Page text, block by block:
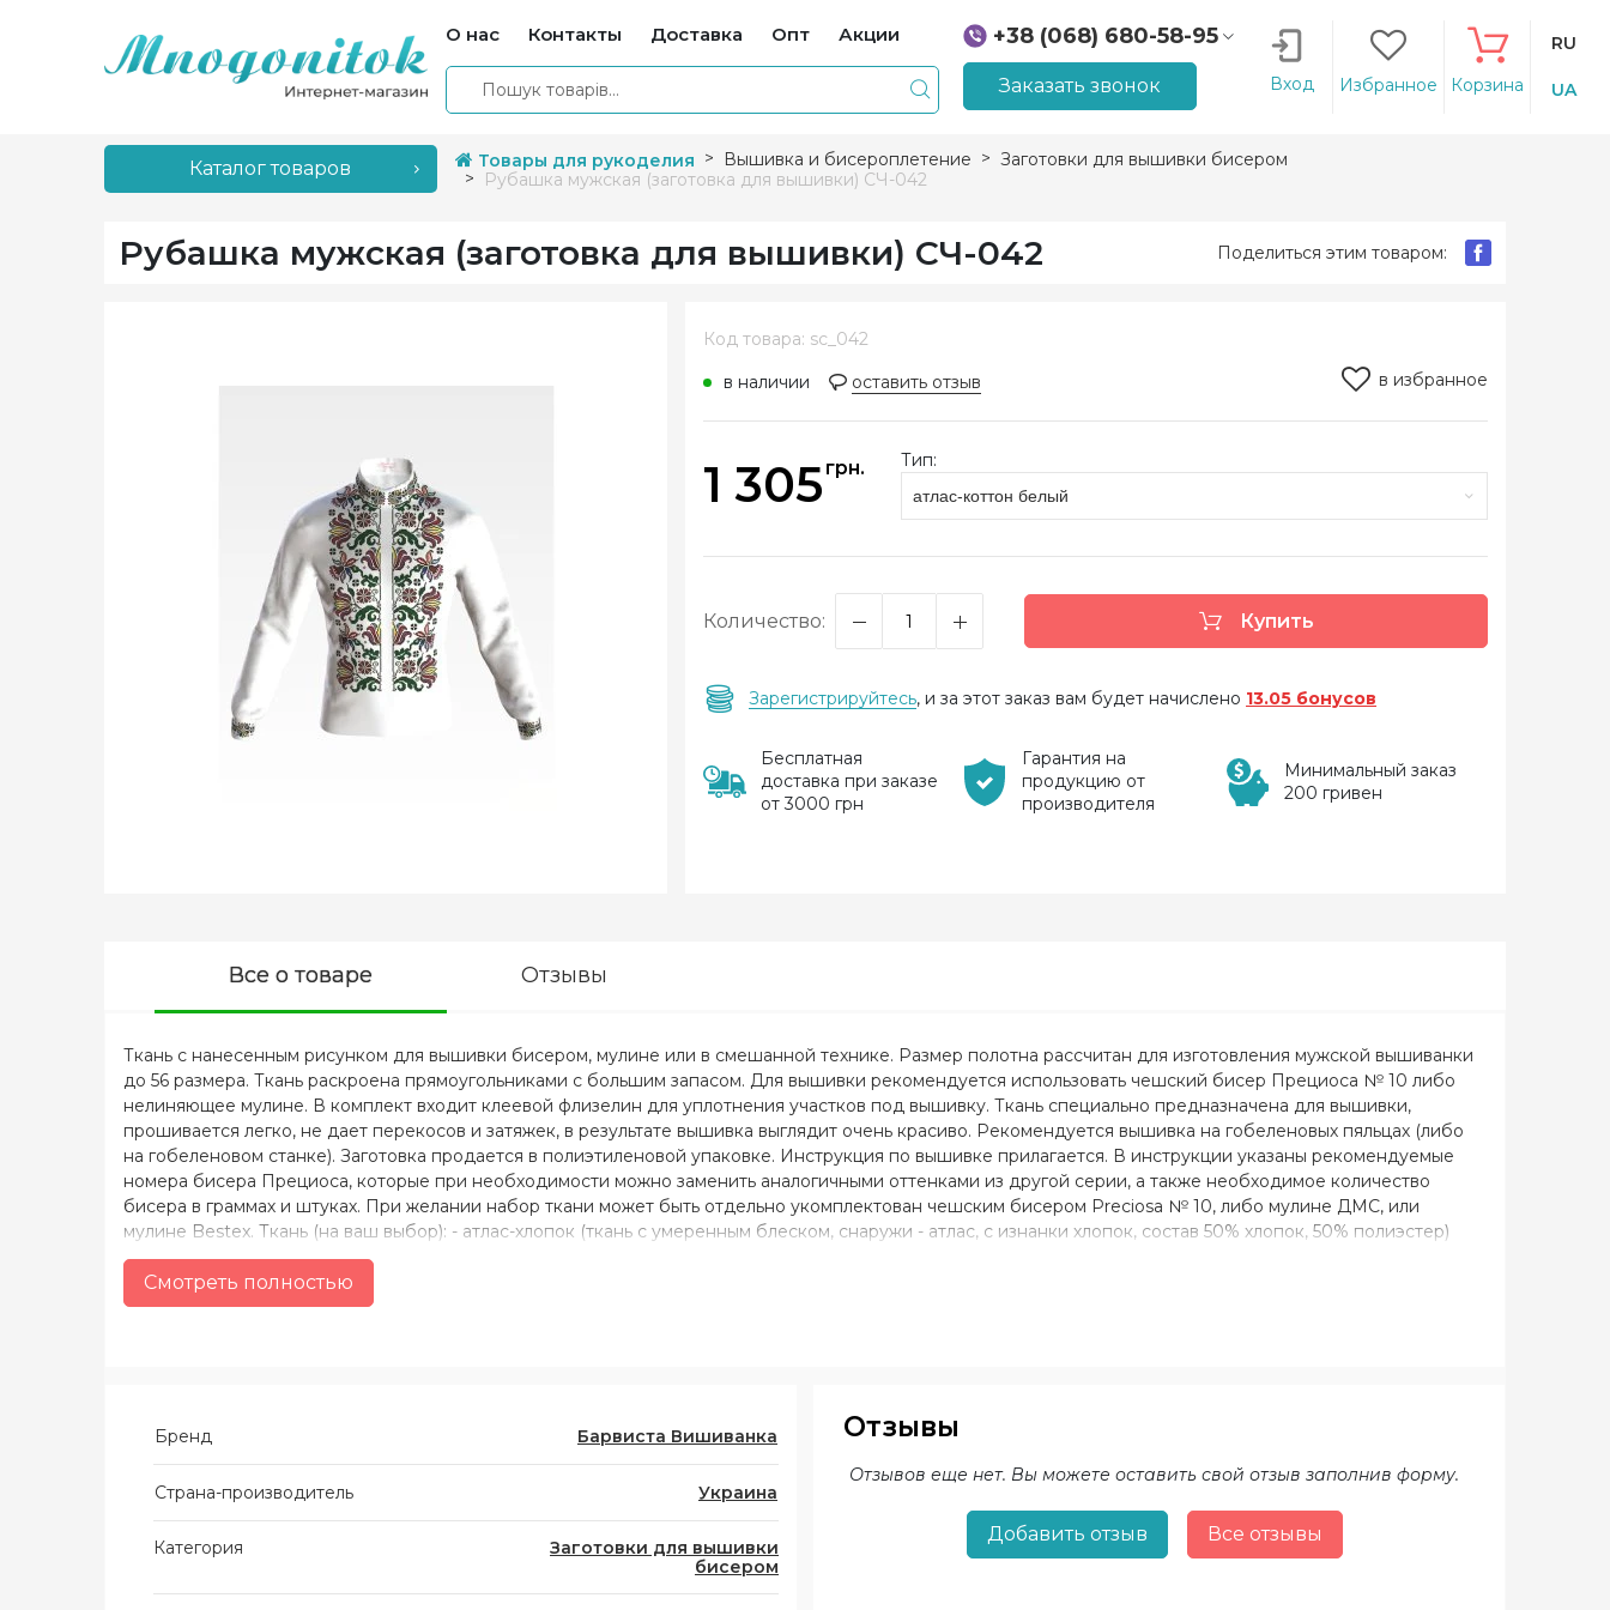
О нас Контакты Доставка Опт Акции
+38 (068) 680-58-95
+38 (066) 207-14-90
Заказать звонок Вход Избранное Корзина
RU
UA
Каталог товаров Товары для рукоделия Вышивка и бисероплетение
Заготовки для вышивки бисером
Рубашка мужская (заготовка для вышивки) СЧ-042
Рубашка мужская (заготовка для вышивки) СЧ-042 Поделиться этим товаром:
Код товара: sc_042
в наличии
оставить отзыв в избранное
1 305 грн. Тип:
атлас-коттон белый
Количество: Купить
Зарегистрируйтесь, и за этот заказ вам будет начислено 13.05 бонусов
Бесплатная
доставка при заказе
от 3000 грн
Гарантия на
продукцию от
производителя
Минимальный заказ
200 гривен
Все о товаре Отзывы
Ткань с нанесенным рисунком для вышивки бисером, мулине или в смешанной технике. Размер полотна рассчитан для изготовления мужской вышиванки
до 56 размера. Ткань раскроена прямоугольниками с большим запасом. Для вышивки рекомендуется использовать чешский бисер Прециоса № 10 либо
нелиняющее мулине. В комплект входит клеевой флизелин для уплотнения участков под вышивку. Ткань специально предназначена для вышивки,
прошивается легко, не дает перекосов и затяжек, в результате вышивка выглядит очень красиво. Рекомендуется вышивка на гобеленовых пяльцах (либо
на гобеленовом станке). Заготовка продается в полиэтиленовой упаковке. Инструкция по вышивке прилагается. В инструкции указаны рекомендуемые
номера бисера Прециоса, которые при необходимости можно заменить аналогичными оттенками из другой серии, а также необходимое количество
бисера в граммах и штуках. При желании набор ткани может быть отдельно укомплектован чешским бисером Preciosa № 10, либо мулине ДМС, или
мулине Bestex. Ткань (на ваш выбор): - атлас-хлопок (ткань с умеренным блеском, снаружи - атлас, с изнанки хлопок, состав 50% хлопок, 50% полиэстер)
белого, молочного, черного цвета; - грубый шелк (матовая ткань, 100% полиэстер) белого, молочного, черного цвета; - домотканое полотно (состав 50%
хлопок, 50% полиэстер) белого, молочного, черного цвета; - лен 100% белого, молочного, черного цвета; - габардин белый; - батист белый, молочный,
черный.
Смотреть полностью
Бренд Барвиста Вишиванка
Страна-производитель Украина
Категория
Заготовки для вышивки
бисером
Отзывы
Отзывов еще нет. Вы можете оставить свой отзыв заполнив форму.
Добавить отзыв Все отзывы